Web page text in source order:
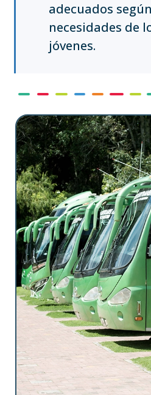
adecuados
necesidades de
jóvenes.